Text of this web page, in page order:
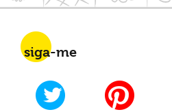
siga-me